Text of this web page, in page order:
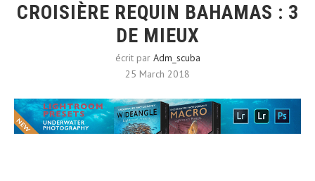
CROISIÈRE REQUIN BAHAMAS : 3
DE MIEUX
écrit par Adm_scuba
25 March 2018